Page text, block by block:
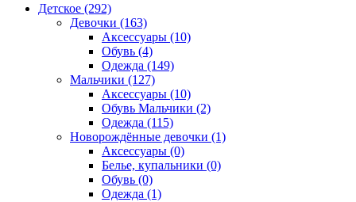
Детское (292)
Девочки (163)
Аксессуары (10)
Обувь (4)
Одежда (149)
Мальчики (127)
Аксессуары (10)
Обувь Мальчики (2)
Одежда (115)
Новорождённые девочки (1)
Аксессуары (0)
Белье, купальники (0)
Обувь (0)
Одежда (1)